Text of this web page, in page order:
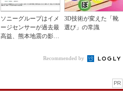
ソニーグループはイメ
ージセンサーが過去最
高益、熊本地震の影響
3D技術が変えた「靴
選び」の常識
Recommended by
PR